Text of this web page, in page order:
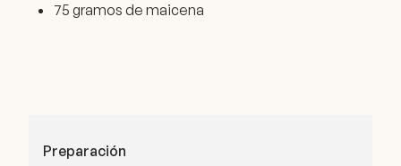
75 gramos de maicena
Preparación